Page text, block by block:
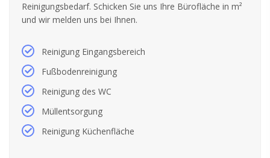
Reinigungsbedarf. Schicken Sie uns Ihre Bürofläche in m²
und wir melden uns bei Ihnen.
Reinigung Eingangsbereich
Fußbodenreinigung
Reinigung des WC
Müllentsorgung
Reinigung Küchenfläche